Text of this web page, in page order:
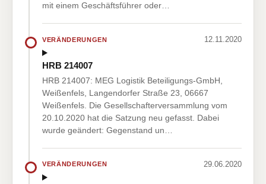
mit einem Geschäftsführer oder…
VERÄNDERUNGEN 12.11.2020
HRB 214007
HRB 214007: MEG Logistik Beteiligungs-GmbH,
Weißenfels, Langendorfer Straße 23, 06667
Weißenfels. Die Gesellschafterversammlung vom
20.10.2020 hat die Satzung neu gefasst. Dabei
wurde geändert: Gegenstand un…
VERÄNDERUNGEN 29.06.2020